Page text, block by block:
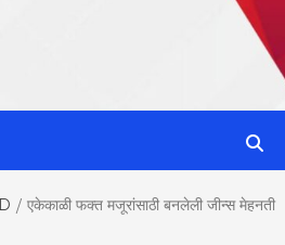
News
एकेकाळी फक्त मजूरांसाठी बनलेली जीन्स मेहनती